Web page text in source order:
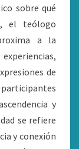
sobre qué
el teólogo
a la
de
y
se refiere
y conexión